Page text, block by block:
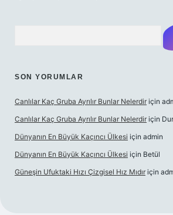
SON YORUMLAR
Canlılar Kaç Gruba Ayrılır Bunlar Nelerdir için
Canlılar Kaç Gruba Ayrılır Bunlar Nelerdir için
Dünyanın En Büyük Kaçıncı Ülkesi için admin
Dünyanın En Büyük Kaçıncı Ülkesi için Betül
Güneşin Ufuktaki Hızı Çizgisel Hız Mıdır için